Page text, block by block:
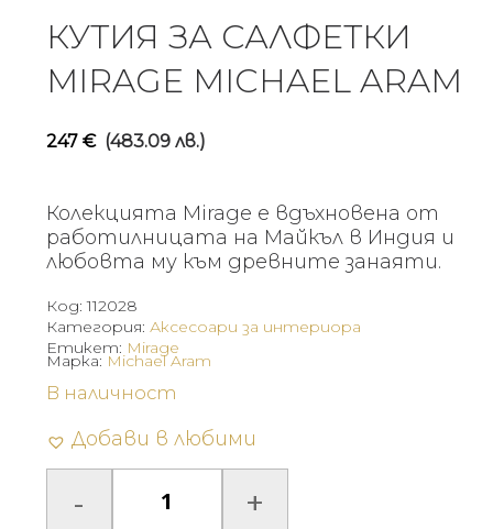
КУТИЯ ЗА САЛФЕТКИ
MIRAGE MICHAEL ARAM
247 € (483.09 лв.)
Колекцията Mirage е вдъхновена от
работилницата на Майкъл в Индия и
любовта му към древните занаяти.
Код:112028
Категория: Аксесоари за интериора
Етикет: Mirage
В наличност
Добави в любими
Марка: Michael Aram